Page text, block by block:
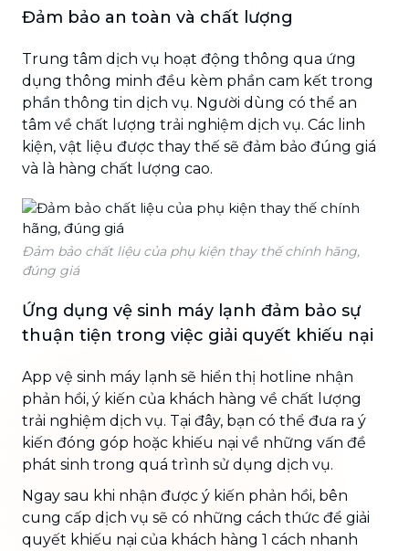
Đảm bảo an toàn và chất lượng
Trung tâm dịch vụ hoạt động thông qua ứng
dụng thông minh đều kèm phần cam kết trong
phần thông tin dịch vụ. Người dùng có thể an
tâm về chất lượng trải nghiệm dịch vụ. Các linh
kiện, vật liệu được thay thế sẽ đảm bảo đúng giá
và là hàng chất lượng cao.
Đảm bảo chất liệu của phụ kiện thay thế chính hãng,
đúng giá
Ứng dụng vệ sinh máy lạnh đảm bảo sự
thuận tiện trong việc giải quyết khiếu nại
App vệ sinh máy lạnh sẽ hiển thị hotline nhận
phản hồi, ý kiến của khách hàng về chất lượng
trải nghiệm dịch vụ. Tại đây, bạn có thể đưa ra ý
kiến đóng góp hoặc khiếu nại về những vấn đề
phát sinh trong quá trình sử dụng dịch vụ.
Ngay sau khi nhận được ý kiến phản hồi, bên
cung cấp dịch vụ sẽ có những cách thức để giải
quyết khiếu nại của khách hàng 1 cách nhanh